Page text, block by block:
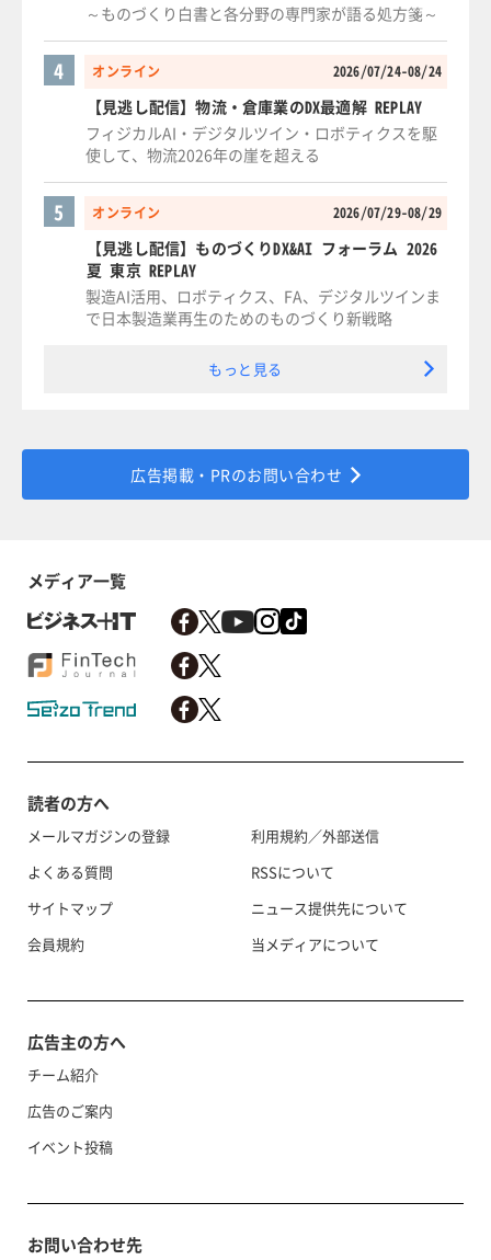
～ものづくり白書と各分野の専門家が語る処方箋～
オンライン 2026/07/24-08/24
4
【見逃し配信】物流・倉庫業のDX最適解 REPLAY
フィジカルAI・デジタルツイン・ロボティクスを駆
使して、物流2026年の崖を超える
オンライン 2026/07/29-08/29
5
【見逃し配信】ものづくりDX&AI フォーラム 2026
夏 東京 REPLAY
製造AI活用、ロボティクス、FA、デジタルツインま
で日本製造業再生のためのものづくり新戦略
もっと見る
広告掲載・PRのお問い合わせ
メディア一覧
読者の方へ
メールマガジンの登録
よくある質問
サイトマップ
会員規約
利用規約／外部送信
RSSについて
ニュース提供先について
当メディアについて
広告主の方へ
チーム紹介
広告のご案内
イベント投稿
お問い合わせ先